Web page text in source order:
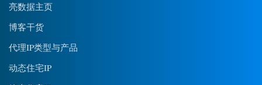
亮数据主页
博客干货
代理IP类型与产品
动态住宅IP